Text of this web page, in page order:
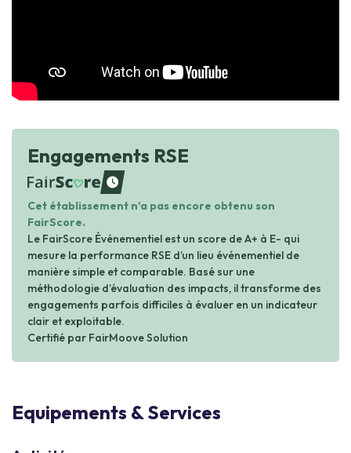
Engagements RSE
waiting
Cet établissement n'a pas encore obtenu son
FairScore.
Le FairScore Événementiel est un score de A+ à E- qui
mesure la performance RSE d’un lieu événementiel de
manière simple et comparable. Basé sur une
méthodologie d’évaluation des impacts, il transforme des
engagements parfois difficiles à évaluer en un indicateur
clair et exploitable.
Certifié par FairMoove Solution
Equipements & Services